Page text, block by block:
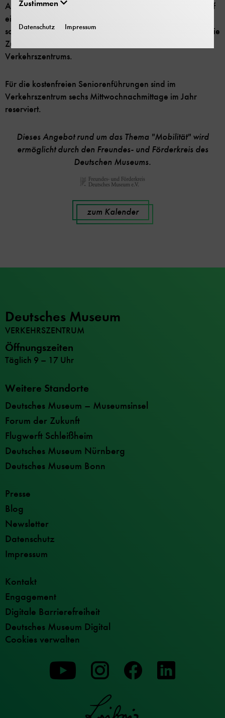
Aus diesem Anlass führt Sie Kurator Frank Zwintzscher auf
einer Reise durch die Geschichte der Eisenbahn – die
sogar schon vor mehr als 200 Jahren beginnt und bis in die
Zukunft reicht –, durch die drei Hallen des
Verkehrszentrums.
Für die kostenfreien Seniorenführungen sind im
Verkehrszentrum sechs Mittwochnachmittage im Jahr
reserviert.
Dieses Angebot rund um das Thema "Mobilität" wird
ermöglicht durch den Freundes- und Förderkreis des
Deutschen Museums.
zum Kalender
Deutsches Museum
VERKEHRSZENTRUM
Öffnungszeiten
Täglich 9 – 17 Uhr
Weitere Standorte
Deutsches Museum – Museumsinsel
Forum der Zukunft
Flugwerft Schleißheim
Deutsches Museum Nürnberg
Deutsches Museum Bonn
Presse
Blog
Newsletter
Datenschutz
Impressum
Kontakt
Engagement
Digitale Barrierefreiheit
Deutsches Museum Digital
Cookies verwalten
Zu
unserer
Youtube-
Seite
Zu
unserer
Instagram-
Seite
Zu
unserer
Zustimmen
Datenschutz Impressum